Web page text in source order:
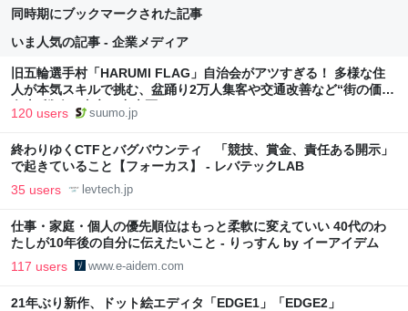
同時期にブックマークされた記事
いま人気の記事 - 企業メディア
旧五輪選手村「HARUMI FLAG」自治会がアツすぎる！ 多様な住
人が本気スキルで挑む、盆踊り2万人集客や交通改善など“街の価値
向上”戦略 東京・中央区
120 users suumo.jp
終わりゆくCTFとバグバウンティ 「競技、賞金、責任ある開示」
で起きていること【フォーカス】 - レバテックLAB
35 users levtech.jp
仕事・家庭・個人の優先順位はもっと柔軟に変えていい 40代のわ
たしが10年後の自分に伝えたいこと - りっすん by イーアイデム
117 users www.e-aidem.com
21年ぶり新作、ドット絵エディタ「EDGE1」「EDGE2」